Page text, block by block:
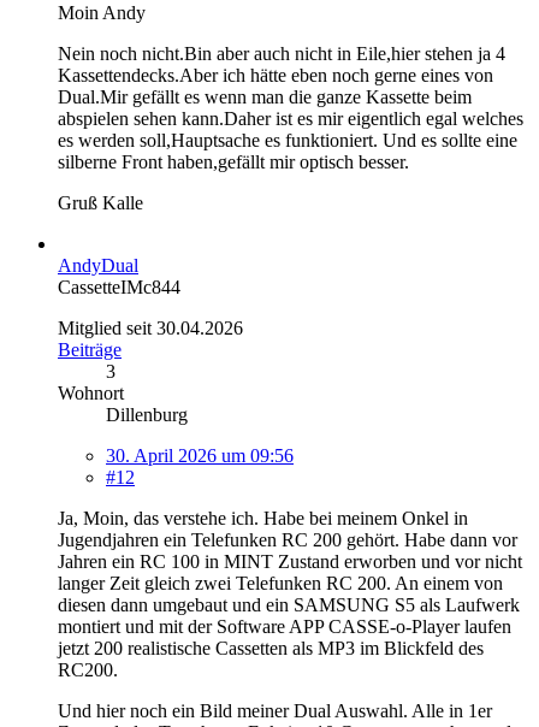
Moin Andy
Nein noch nicht.Bin aber auch nicht in Eile,hier stehen ja 4
Kassettendecks.Aber ich hätte eben noch gerne eines von
Dual.Mir gefällt es wenn man die ganze Kassette beim
abspielen sehen kann.Daher ist es mir eigentlich egal welches
es werden soll,Hauptsache es funktioniert. Und es sollte eine
silberne Front haben,gefällt mir optisch besser.
Gruß Kalle
AndyDual
CassetteIMc844
Mitglied seit 30.04.2026
Beiträge
3
Wohnort
Dillenburg
30. April 2026 um 09:56
#12
Ja, Moin, das verstehe ich. Habe bei meinem Onkel in
Jugendjahren ein Telefunken RC 200 gehört. Habe dann vor
Jahren ein RC 100 in MINT Zustand erworben und vor nicht
langer Zeit gleich zwei Telefunken RC 200. An einem von
diesen dann umgebaut und ein SAMSUNG S5 als Laufwerk
montiert und mit der Software APP CASSE-o-Player laufen
jetzt 200 realistische Cassetten als MP3 im Blickfeld des
RC200.
Und hier noch ein Bild meiner Dual Auswahl. Alle in 1er